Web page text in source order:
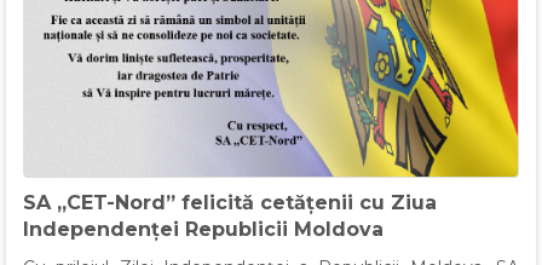
SA „CET-Nord” felicită cetățenii cu Ziua
Independenței Republicii Moldova